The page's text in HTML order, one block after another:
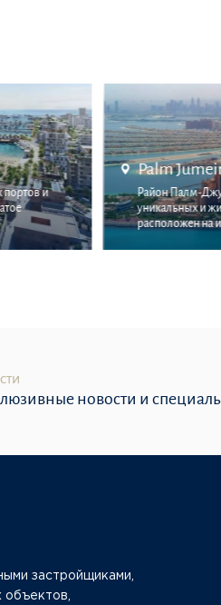
и
Palm
Район Палм-
уникальных и
расположен на
новости и
застройщиками,